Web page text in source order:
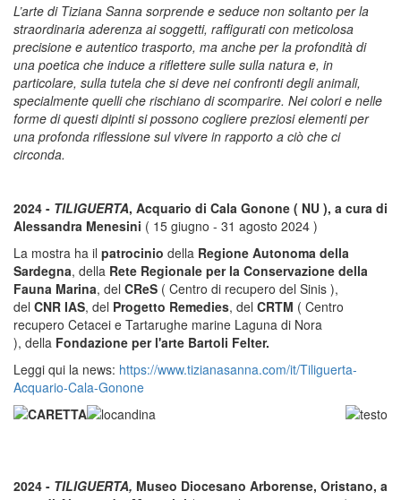
L’arte di Tiziana Sanna sorprende e seduce non soltanto per la
straordinaria aderenza ai soggetti, raffigurati con meticolosa
precisione e autentico trasporto, ma anche per la profondità di
una poetica che induce a riflettere sulle sulla natura e, in
particolare, sulla tutela che si deve nei confronti degli animali,
specialmente quelli che rischiano di scomparire. Nei colori e nelle
forme di questi dipinti si possono cogliere preziosi elementi per
una profonda riflessione sul vivere in rapporto a ciò che ci
circonda.
2024 - TILIGUERTA, Acquario di Cala Gonone ( NU ), a cura di
Alessandra Menesini ( 15 giugno - 31 agosto 2024 )
La mostra ha il patrocinio della Regione Autonoma della
Sardegna, della Rete Regionale per la Conservazione della
Fauna Marina, del CReS ( Centro di recupero del Sinis ),
del CNR IAS, del Progetto Remedies, del CRTM ( Centro
recupero Cetacei e Tartarughe marine Laguna di Nora
), della Fondazione per l'arte Bartoli Felter.
Leggi qui la news: https://www.tizianasanna.com/it/Tiliguerta-
Acquario-Cala-Gonone
2024 - TILIGUERTA, Museo Diocesano Arborense, Oristano, a